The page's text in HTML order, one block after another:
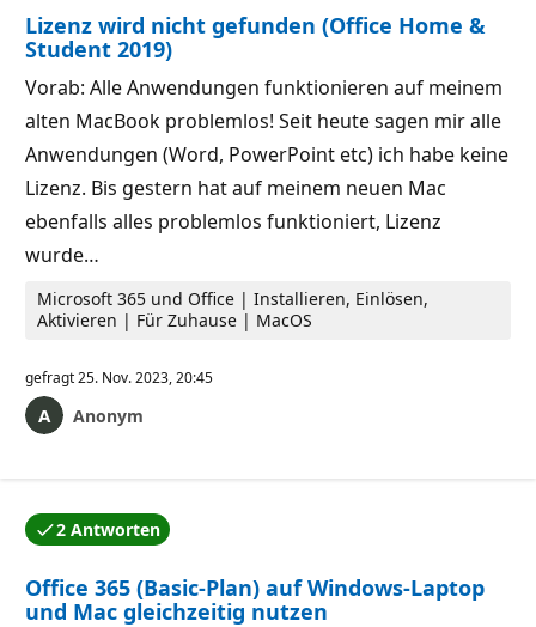
Lizenz wird nicht gefunden (Office Home &
Student 2019)
Vorab: Alle Anwendungen funktionieren auf meinem
alten MacBook problemlos! Seit heute sagen mir alle
Anwendungen (Word, PowerPoint etc) ich habe keine
Lizenz. Bis gestern hat auf meinem neuen Mac
ebenfalls alles problemlos funktioniert, Lizenz
wurde…
Microsoft 365 und Office | Installieren, Einlösen,
Aktivieren | Für Zuhause | MacOS
gefragt25. Nov. 2023, 20:45
Anonym
2 Antworten
Eine der Antworten wurde vom Autor der Frage
Office 365 (Basic-Plan) auf Windows-Laptop
und Mac gleichzeitig nutzen